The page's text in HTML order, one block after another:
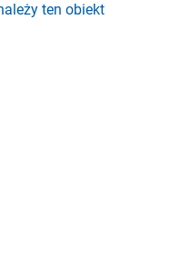
ten obiekt